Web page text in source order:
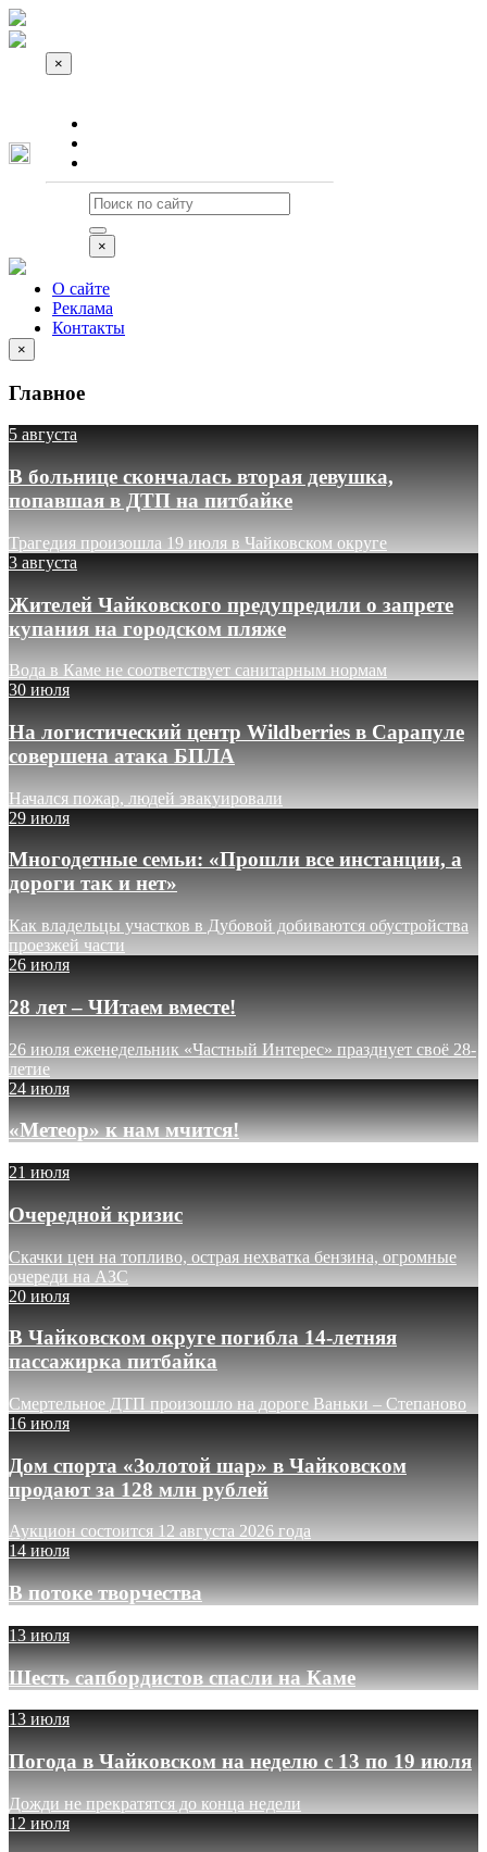
×
×
О сайте
Реклама
Контакты
×
Главное
5 августа
В больнице скончалась вторая девушка,
попавшая в ДТП на питбайке
Трагедия произошла 19 июля в Чайковском округе
3 августа
Жителей Чайковского предупредили о запрете
купания на городском пляже
Вода в Каме не соответствует санитарным нормам
30 июля
На логистический центр Wildberries в Сарапуле
совершена атака БПЛА
Начался пожар, людей эвакуировали
29 июля
Многодетные семьи: «Прошли все инстанции, а
дороги так и нет»
Как владельцы участков в Дубовой добиваются обустройства
проезжей части
26 июля
28 лет – ЧИтаем вместе!
26 июля еженедельник «Частный Интерес» празднует своё 28-
летие
24 июля
«Метеор» к нам мчится!
21 июля
Очередной кризис
Скачки цен на топливо, острая нехватка бензина, огромные
очереди на АЗС
20 июля
В Чайковском округе погибла 14-летняя
пассажирка питбайка
Смертельное ДТП произошло на дороге Ваньки – Степаново
16 июля
Дом спорта «Золотой шар» в Чайковском
продают за 128 млн рублей
Аукцион состоится 12 августа 2026 года
14 июля
В потоке творчества
13 июля
Шесть сапбордистов спасли на Каме
13 июля
Погода в Чайковском на неделю с 13 по 19 июля
Дожди не прекратятся до конца недели
12 июля